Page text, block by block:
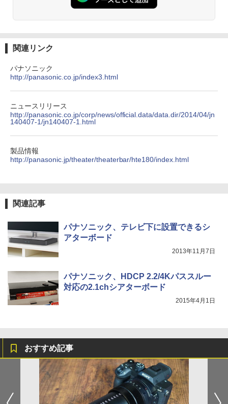
関連リンク
パナソニック
http://panasonic.co.jp/index3.html
ニュースリリース
http://panasonic.co.jp/corp/news/official.data/data.dir/2014/04/jn
140407-1/jn140407-1.html
製品情報
http://panasonic.jp/theater/theaterbar/hte180/index.html
関連記事
パナソニック、テレビ下に設置できるシ
アターボード
2013年11月7日
パナソニック、HDCP 2.2/4Kパススルー
対応の2.1chシアターボード
2015年4月1日
おすすめ記事